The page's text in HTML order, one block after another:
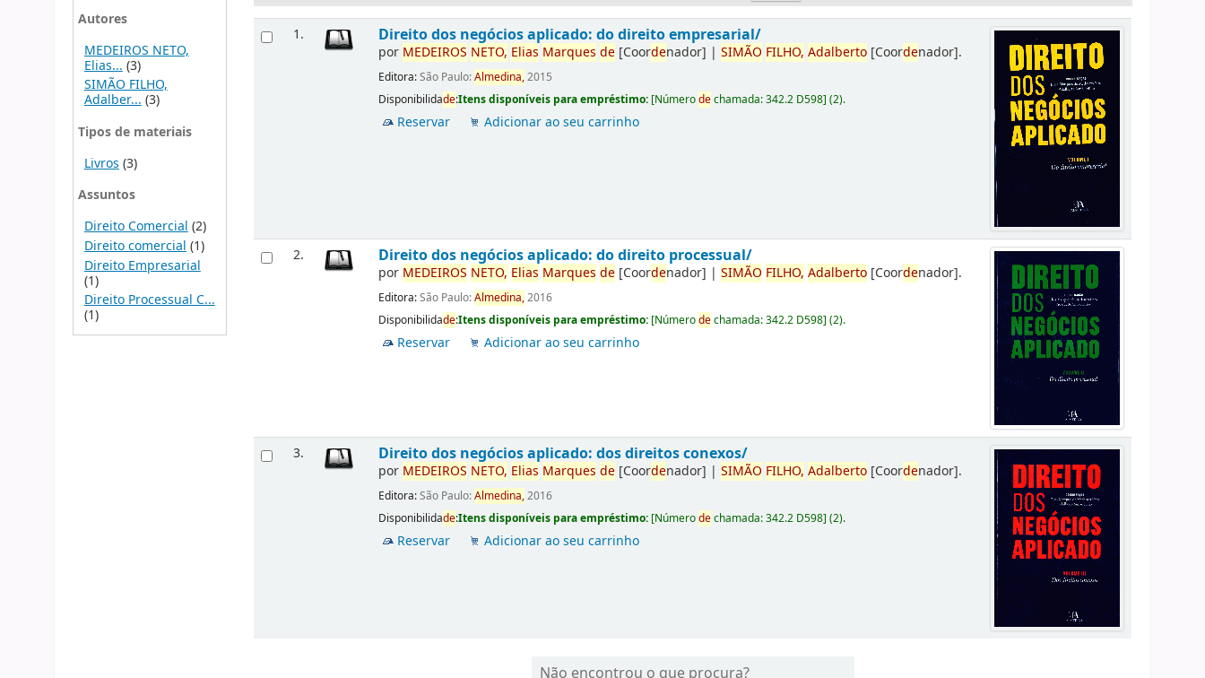
Autores
MEDEIROS NETO,
Elias... (3)
SIMÃO FILHO,
Adalber...(3)
Tipos de materiais
Livros (3)
Assuntos
Direito Comercial (2)
Direito comercial (1)
Direito Empresarial
(1)
Direito Processual C...
(1)
1. Direito dos negócios aplicado: do direito empresarial/
por MEDEIROS NETO, Elias Marques de [Coordenador] |SIMÃO FILHO, Adalberto [Coordenador].
Editora:São Paulo:Almedina,2015
Disponibilidade:Itens disponíveis para empréstimo: [Númerodechamada:342.2 D598](2).
Reservar Adicionar ao seu carrinho
2. Direito dos negócios aplicado: do direito processual/
por MEDEIROS NETO, Elias Marques de [Coordenador] |SIMÃO FILHO, Adalberto [Coordenador].
Editora:São Paulo:Almedina,2016
Disponibilidade:Itens disponíveis para empréstimo: [Númerodechamada:342.2 D598](2).
Reservar Adicionar ao seu carrinho
3. Direito dos negócios aplicado: dos direitos conexos/
por MEDEIROS NETO, Elias Marques de [Coordenador] |SIMÃO FILHO, Adalberto [Coordenador].
Editora:São Paulo:Almedina,2016
Disponibilidade:Itens disponíveis para empréstimo: [Númerodechamada:342.2 D598](2).
Reservar Adicionar ao seu carrinho